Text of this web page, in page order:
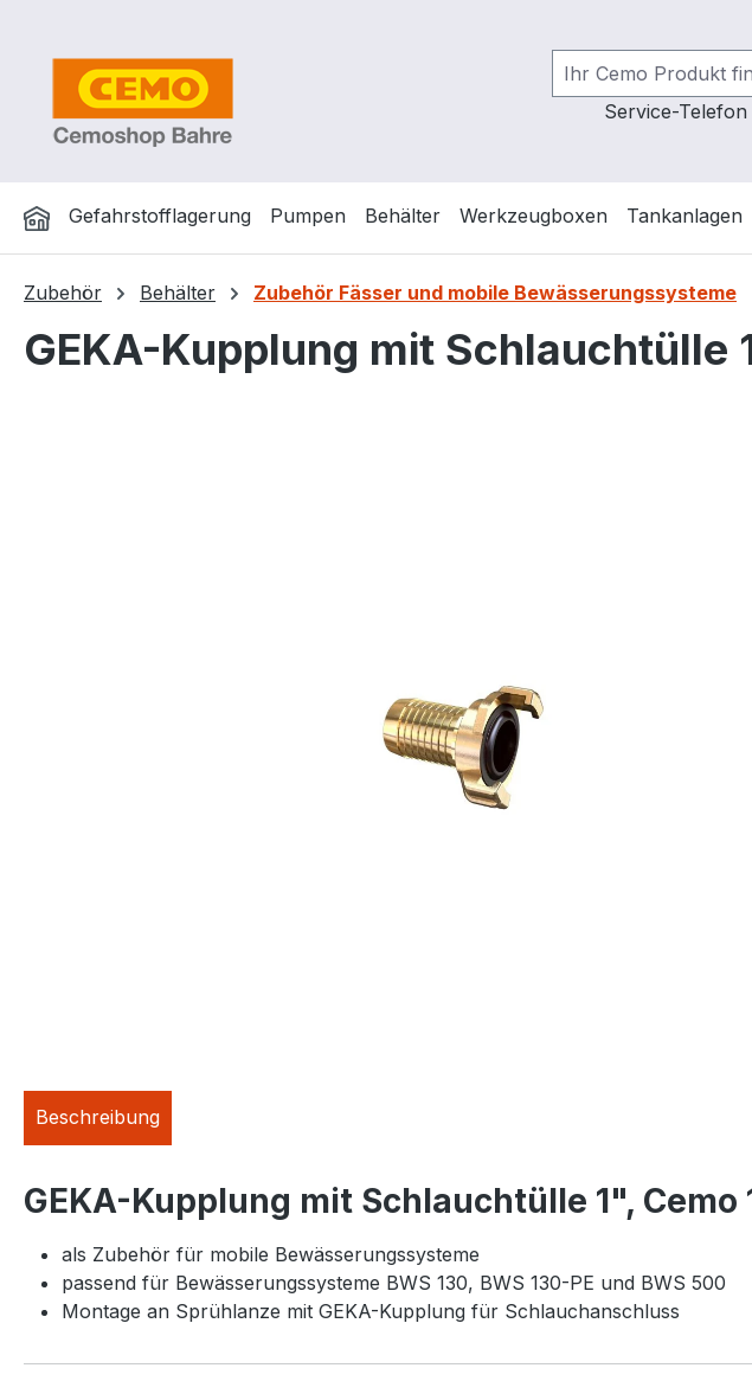
Service-
Gefahrstofflagerung Pumpen Behälter Werkzeugboxen Tankanlagen
Zubehör Behälter Zubehör Fässer und mobile Bewässerungssysteme
GEKA-Kupplung mit Schlauchtülle
Beschreibung
GEKA-Kupplung mit Schlauchtülle 1", Cemo
als Zubehör für mobile Bewässerungssysteme
passend für Bewässerungssysteme BWS 130, BWS 130-PE und BWS 500
Montage an Sprühlanze mit GEKA-Kupplung für Schlauchanschluss